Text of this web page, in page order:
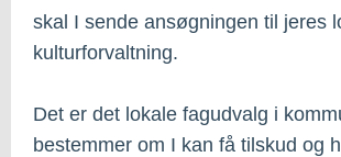
skal I sende ansøgningen til jeres
kulturforvaltning.
Det er det lokale fagudvalg i
bestemmer om I kan få tilskud og